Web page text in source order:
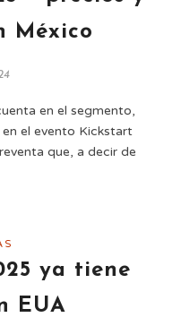
México
en el segmento,
el evento Kickstart
que, a decir de
ya tiene
EUA